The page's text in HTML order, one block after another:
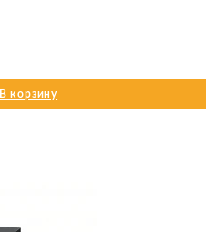
В корзину